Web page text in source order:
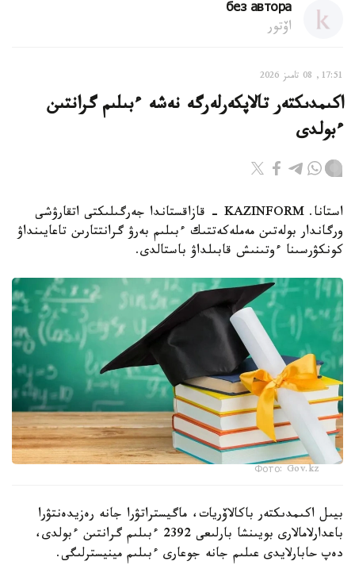
без автора
اۆتور
17:51, 08 تامىز 2026
اكىمدىكتەر تالاپكەرلەرگە نەشە ءبىلىم گرانتىن
ءبولدى
استانا. KAZINFORM - قازاقستاندا جەرگىلىكتى اتقارۋشى
ورگاندار بولەتىن مەملەكەتتىك ءبىلىم بەرۋ گرانتتارىن تاعايىنداۋ
كونكۋرسىنا ءوتىنىش قابىلداۋ باستالدى.
Фото: Gov.kz
بيىل اكىمدىكتەر باكالاۆريات، ماگيستراتۋرا جانە رەزيدەنتۋرا
باعدارلامالارى بويىنشا بارلىعى 2392 ءبىلىم گرانتىن ءبولدى،
دەپ حابارلايدى عىلىم جانە جوعارى ءبىلىم مينيسترلىگى.